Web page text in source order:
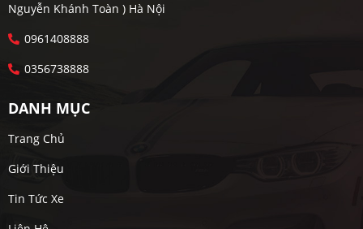
Nguyễn Khánh Toàn ) Hà Nội
0961408888
0356738888
DANH MỤC
Trang Chủ
Giới Thiệu
Tin Tức Xe